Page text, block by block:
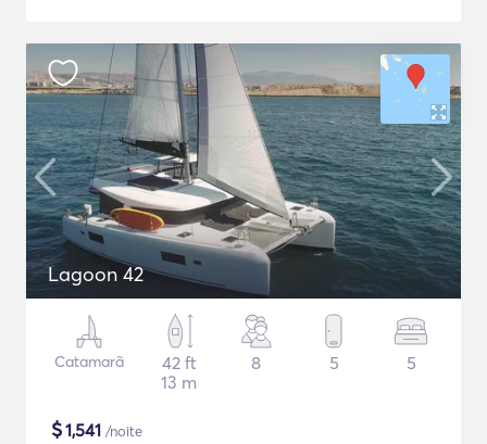
Lagoon 42
Catamarã
42 ft
13 m
8 5 5
$1,541 /noite